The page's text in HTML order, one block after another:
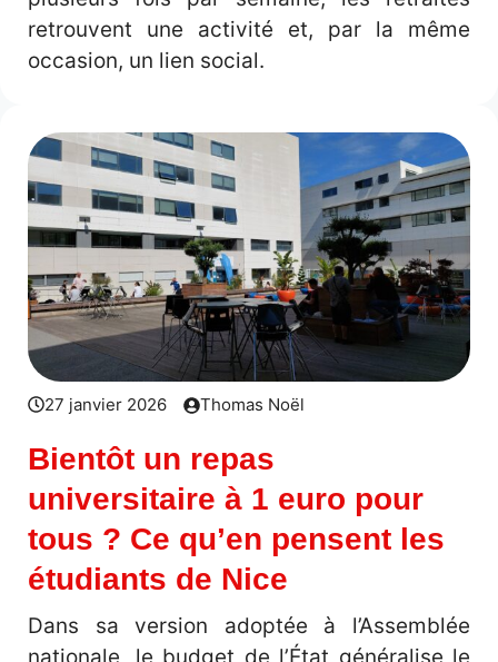
retrouvent une activité et, par la même
occasion, un lien social.
27 janvier 2026 Thomas Noël
Bientôt un repas
universitaire à 1 euro pour
tous ? Ce qu’en pensent les
étudiants de Nice
Dans sa version adoptée à l’Assemblée